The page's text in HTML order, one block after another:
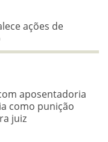
ações de
aposentadoria
como punição
juiz